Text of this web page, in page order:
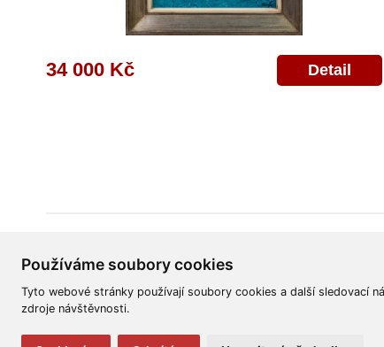
Používáme soubory cookies
Tyto webové stránky používají soubory cookies a další sledovací
zdroje návštěvnosti.
34 000 Kč Detail